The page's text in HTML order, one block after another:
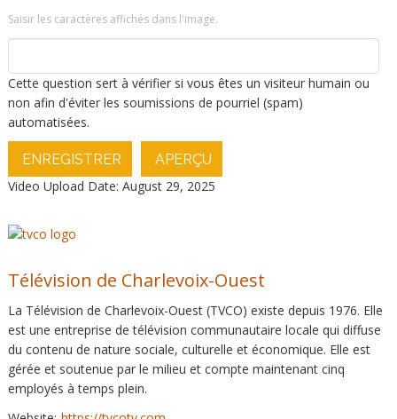
Saisir les caractères affichés dans l'image.
Cette question sert à vérifier si vous êtes un visiteur humain ou
non afin d'éviter les soumissions de pourriel (spam)
automatisées.
ENREGISTRER
APERÇU
Video Upload Date: August 29, 2025
Télévision de Charlevoix-Ouest
La Télévision de Charlevoix-Ouest (TVCO) existe depuis 1976. Elle
est une entreprise de télévision communautaire locale qui diffuse
du contenu de nature sociale, culturelle et économique. Elle est
gérée et soutenue par le milieu et compte maintenant cinq
employés à temps plein.